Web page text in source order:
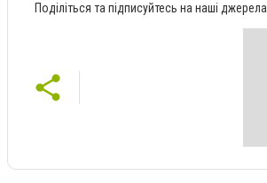
Поділіться та підписуйтесь на наші джерела